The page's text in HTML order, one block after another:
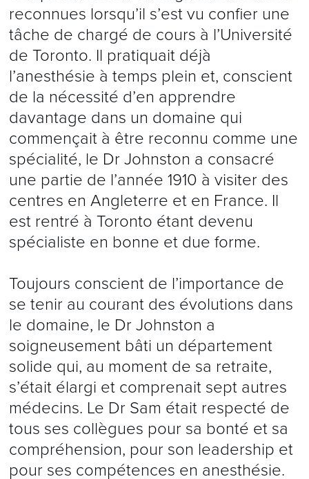
reconnues lorsqu’il s’est vu confier une
tâche de chargé de cours à l’Université
de Toronto. Il pratiquait déjà
l’anesthésie à temps plein et, conscient
de la nécessité d’en apprendre
davantage dans un domaine qui
commençait à être reconnu comme une
spécialité, le Dr Johnston a consacré
une partie de l’année 1910 à visiter des
centres en Angleterre et en France. Il
est rentré à Toronto étant devenu
spécialiste en bonne et due forme.
Toujours conscient de l’importance de
se tenir au courant des évolutions dans
le domaine, le Dr Johnston a
soigneusement bâti un département
solide qui, au moment de sa retraite,
s’était élargi et comprenait sept autres
médecins. Le Dr Sam était respecté de
tous ses collègues pour sa bonté et sa
compréhension, pour son leadership et
pour ses compétences en anesthésie.